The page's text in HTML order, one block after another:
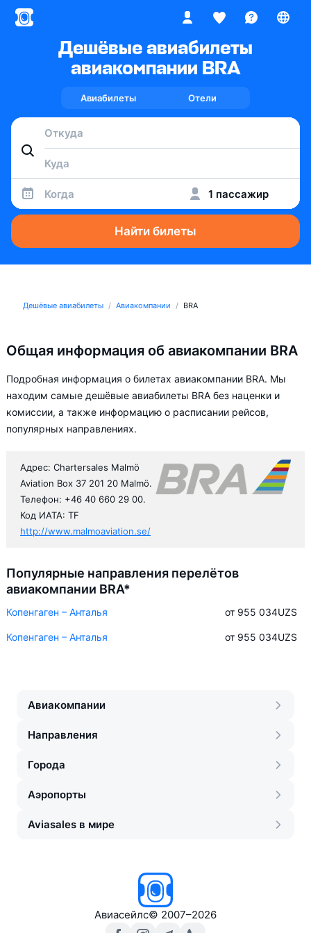
Дешёвые авиабилеты
авиакомпании BRA
Авиабилеты Отели
Когда 1 пассажир
Найти билеты
Дешёвые авиабилеты Авиакомпании BRA
Общая информация об авиакомпании BRA
Подробная информация о билетах авиакомпании BRA. Мы
находим самые дешёвые авиабилеты BRA без наценки и
комиссии, а также информацию о расписании рейсов,
популярных направлениях.
Адрес: Chartersales Malmö
Aviation Box 37 201 20 Malmö.
Телефон: +46 40 660 29 00.
Код ИАТА: TF
http://www.malmoaviation.se/
Популярные направления перелётов
авиакомпании BRA*
Копенгаген – Анталья от 955 034UZS
Копенгаген – Анталья от 955 034UZS
Авиакомпании
Направления
Города
Аэропорты
Aviasales в мире
Авиасейлс© 2007–2026